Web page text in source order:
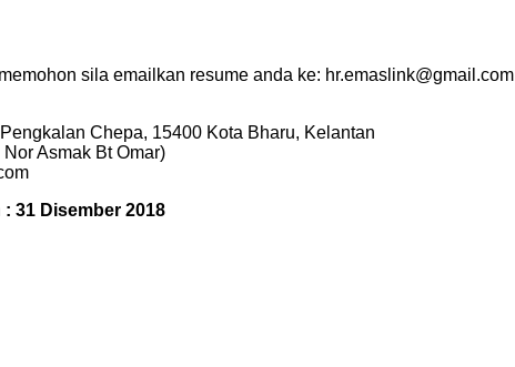
sila emailkan resume anda ke: hr.emaslink@gmail.com
Chepa, 15400 Kota Bharu, Kelantan
Asmak Bt Omar)
31 Disember 2018